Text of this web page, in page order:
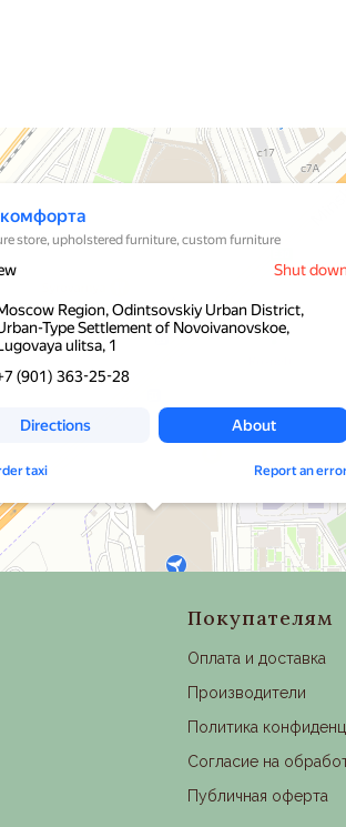
Покупателям
Оплата и доставка
Производители
Политика
Согласие на
Публичная оферта